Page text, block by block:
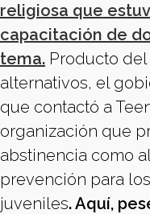
religiosa que
capacitación de
tema. Producto
alternativos, el
que contactó a
organización que
abstinencia como
prevención para
juveniles. Aquí,